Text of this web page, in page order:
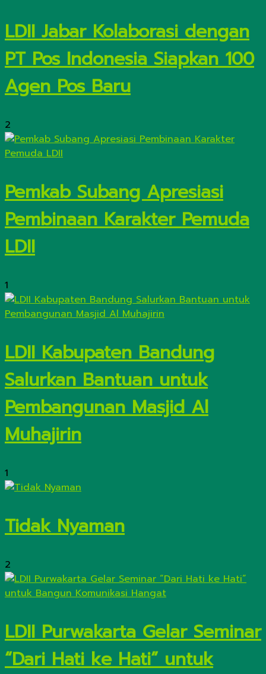
LDII Jabar Kolaborasi dengan
PT Pos Indonesia Siapkan 100
Agen Pos Baru
2
Pemkab Subang Apresiasi
Pembinaan Karakter Pemuda
LDII
1
LDII Kabupaten Bandung
Salurkan Bantuan untuk
Pembangunan Masjid Al
Muhajirin
1
Tidak Nyaman
2
LDII Purwakarta Gelar Seminar
“Dari Hati ke Hati” untuk